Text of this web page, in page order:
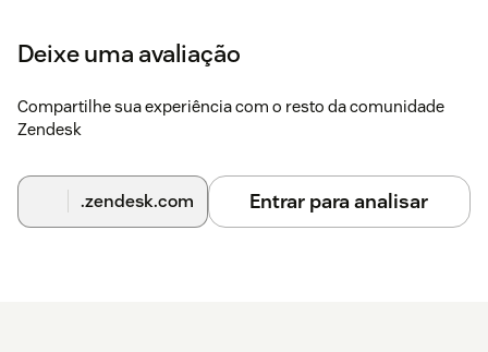
here.
Deixe uma avaliação
Compartilhe sua experiência com o resto da comunidade
Zendesk
.zendesk.com Entrar para analisar